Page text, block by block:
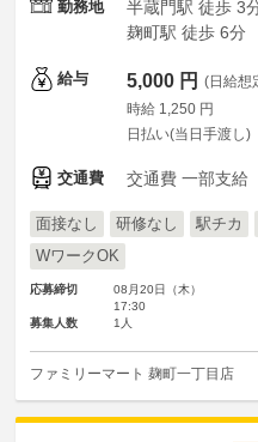
勤務地
半蔵門駅 徒歩 3
麹町駅 徒歩 6分
給与 5,000 円 (日給想
時給 1,250 円
日払い(当日手渡し)
交通費 交通費 一部支給
面接なし 研修なし 駅チカ
WワークOK
応募締切
08月20日（木）
17:30
募集人数
1人
ファミリーマート 麹町一丁目店